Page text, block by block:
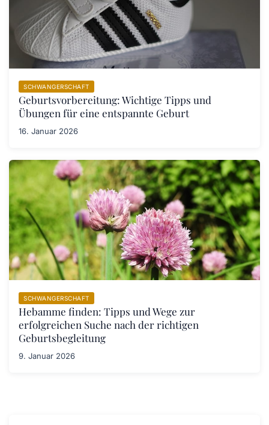
SCHWANGERSCHAFT
Geburtsvorbereitung: Wichtige Tipps und
Übungen für eine entspannte Geburt
16. Januar 2026
SCHWANGERSCHAFT
Hebamme finden: Tipps und Wege zur
erfolgreichen Suche nach der richtigen
Geburtsbegleitung
9. Januar 2026